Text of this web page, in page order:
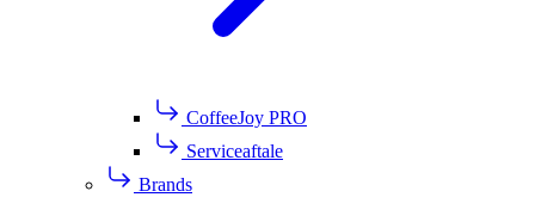
CoffeeJoy PRO
Serviceaftale
Brands